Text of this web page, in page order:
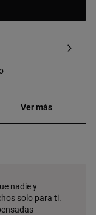
Ver más
nadie y
solo para ti.